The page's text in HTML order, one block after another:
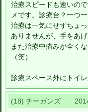
治療スピードも速いの
メです。診療台？一つ
治療は一気にせずちょ
ありませんが、手をあ
また治療中痛みが全く
（笑）
診療スペース外にトイ
(18) チーガンズ